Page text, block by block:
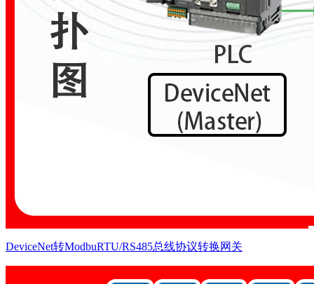
DeviceNet转ModbuRTU/RS485总线协议转换网关